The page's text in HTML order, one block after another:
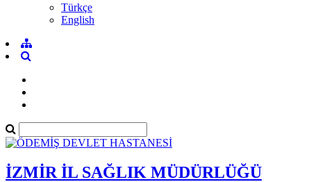
Türkçe
English
İZMİR İL SAĞLIK MÜDÜRLÜĞÜ